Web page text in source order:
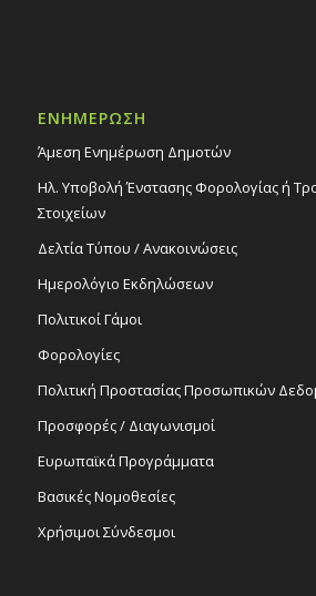
ΕΝΗΜΕΡΩΣΗ
Άμεση Ενημέρωση Δημοτών
Ηλ. Υποβολή Ένστασης Φορολογίας ή
Στοιχείων
Δελτία Τύπου / Ανακοινώσεις
Ημερολόγιο Εκδηλώσεων
Πολιτικοί Γάμοι
Φορολογίες
Πολιτική Προστασίας Προσωπικών
Προσφορές / Διαγωνισμοί
Ευρωπαϊκά Προγράμματα
Βασικές Νομοθεσίες
Χρήσιμοι Σύνδεσμοι